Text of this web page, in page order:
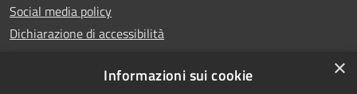
Social media policy
Dichiarazione di accessibilità
×
Informazioni sui cookie